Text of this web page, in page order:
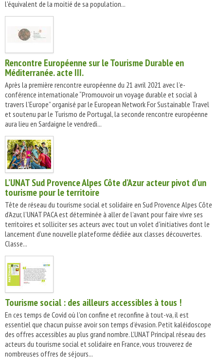
l'équivalent de la moitié de sa population...
Rencontre Européenne sur le Tourisme Durable en
Méditerranée. acte III.
Après la première rencontre européenne du 21 avril 2021 avec l’e-
conférence internationale “Promouvoir un voyage durable et social à
travers l’Europe” organisé par le European Network For Sustainable Travel
et soutenu par le Turismo de Portugal, la seconde rencontre européenne
aura lieu en Sardaigne le vendredi...
L’UNAT Sud Provence Alpes Côte d’Azur acteur pivot d’un
tourisme pour le territoire
Tête de réseau du tourisme social et solidaire en Sud Provence Alpes Côte
d’Azur, l’UNAT PACA est déterminée à aller de l’avant pour faire vivre ses
territoires et solliciter ses acteurs avec tout un volet d'initiatives dont le
lancement d’une nouvelle plateforme dédiée aux classes découvertes.
Classe...
Tourisme social : des ailleurs accessibles à tous !
En ces temps de Covid où l’on confine et reconfine à tout-va, il est
essentiel que chacun puisse avoir son temps d’évasion. Petit kaléidoscope
des offres accessibles au plus grand nombre. L’UNAT Principal réseau des
acteurs du tourisme social et solidaire en France, vous trouverez de
nombreuses offres de séjours...